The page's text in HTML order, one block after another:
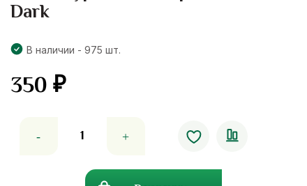
Dark
В наличии - 975 шт.
350₽
товара